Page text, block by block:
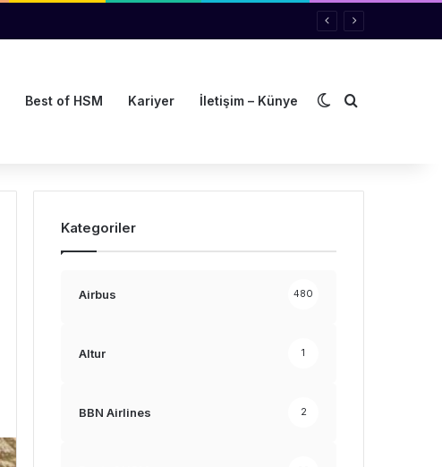
Best of HSM Kariyer İletişim – Künye Dış görünümü
Arama yap
Kategoriler
Airbus 480
Altur 1
BBN Airlines 2